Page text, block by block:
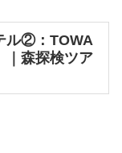
ル②：TOWA
｜森探検ツア